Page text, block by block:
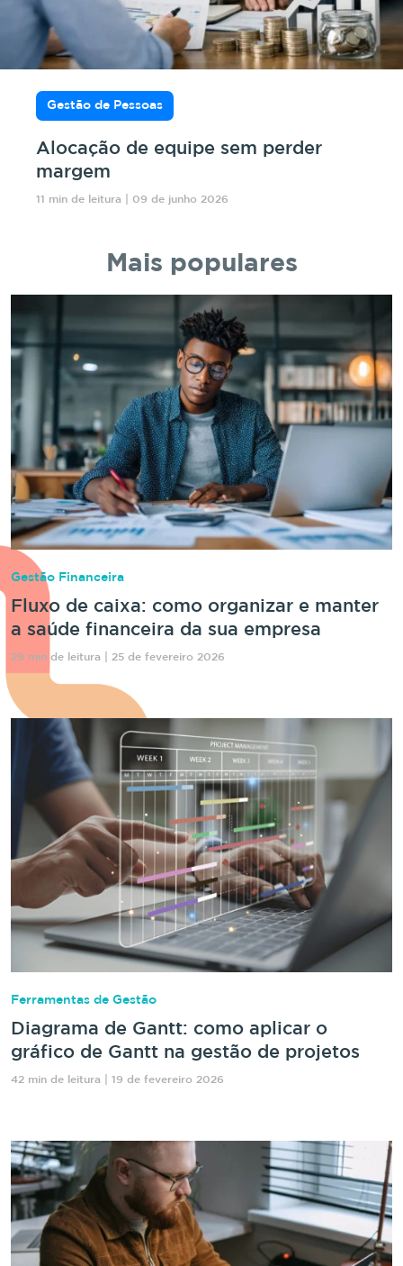
Gestão de Pessoas
Alocação de equipe sem perder
margem
11 min de leitura | 09 de junho 2026
Mais populares
Gestão Financeira
Fluxo de caixa: como organizar e manter
a saúde financeira da sua empresa
29 min de leitura | 25 de fevereiro 2026
Ferramentas de Gestão
Diagrama de Gantt: como aplicar o
gráfico de Gantt na gestão de projetos
42 min de leitura | 19 de fevereiro 2026